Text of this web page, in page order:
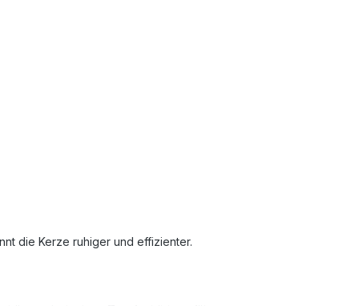
die Kerze ruhiger und effizienter.